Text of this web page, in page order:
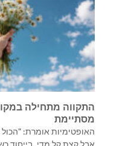
התקווה מתחילה
מסתיימת
האופטימיות אומרת: